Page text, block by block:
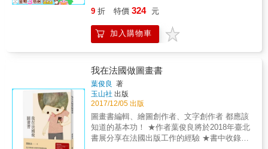
作品，是這樣完成的啊！？」 1.在相對小眾
的、卻又競爭激烈的藝文市場中，究竟藝文創
作者，在現今的時代，該如何自我定位，在激
烈的競爭中繼續「做自己」？ 2.如果你是讀
的作品怎麼誕生的嗎？讓創作者親自來告訴你
這個艱辛的歷程！
訪談形式呈現了十個微小規模的出版社，以生
為現在這個狀態的動機，為什麼會捨棄組織的
便利，而選擇以一個人的單位來做出版，他們
遇到的困難、看到的風景又有什麼不同，一個
探看出版的未來，圍繞著小型書業的最新型
態，包括一人經銷商、小鎮書店等以個人主體
出發的出版行動，這些在廣大業界中隨機發生
的小小風暴，是否能夠為疲軟的出版業界重新
創造出一個能延續至永久的正向循環呢？ 這是
一本為讀者打氣的書，從中可看到一個人做出
版的多元姿態，也讓人重新思考「生活」與
來幸福的書籍！ 韓國的出版產業絕大多數集中
在首爾與坡州，山鷹出版社的社長姜洙杰，卻
在業界前輩「千萬別在釜山開出版社」的告誡
籍。《鄉野間的幸福出版》為山鷹出版社全體
職員，從社長到菜鳥編輯等八位夥伴共同撰寫
的「地方出版生存記」，記錄了山鷹出版社十
年來在釜山發生的各種故事。 本書共分為五
部。第一部說明山鷹的創業過程與地方出版社
所面臨的現實與挑戰，記錄了許許多多的「第
一次」經驗，以及與地方書店的往來；第二部
則透過各種出版小故事，描繪出山鷹成員的日
9 折 特價 324 元
加入購物車
我在法國做圖畫書
葉俊良 著
玉山社 出版
2017/12/05 出版
圖畫書編輯、繪圖創作者、文字創作者 都應該
知道的基本功！ ★作者葉俊良將於2018年臺北
書展分享在法國出版工作的經驗 ★書中收錄法